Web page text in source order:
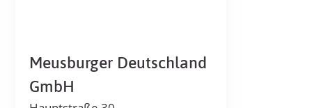
Meusburger Deutschland
GmbH